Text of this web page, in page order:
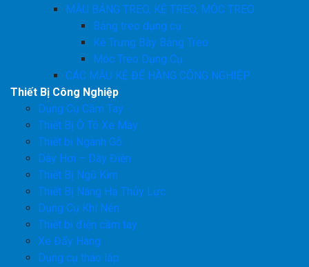
MẪU BẢNG TREO, KỆ TREO, MÓC TREO
Bảng treo dụng cụ
Kệ Trưng Bày Bảng Treo
Móc Treo Dụng Cụ
CÁC MẪU KỆ ĐỂ HÀNG CÔNG NGHIỆP
Thiết Bị Công Nghiệp
Dụng Cụ Cầm Tay
Thiết Bị Ô Tô Xe Máy
Thiết bị Ngành Gỗ
Dây Hơi – Dây Điện
Thiết Bị Ngũ Kim
Thiết Bị Nâng Hạ Thủy Lực
Dụng Cụ Khí Nén
Thiết bị điện cầm tay
Xe Đẩy Hàng
Dụng cụ tháo lắp